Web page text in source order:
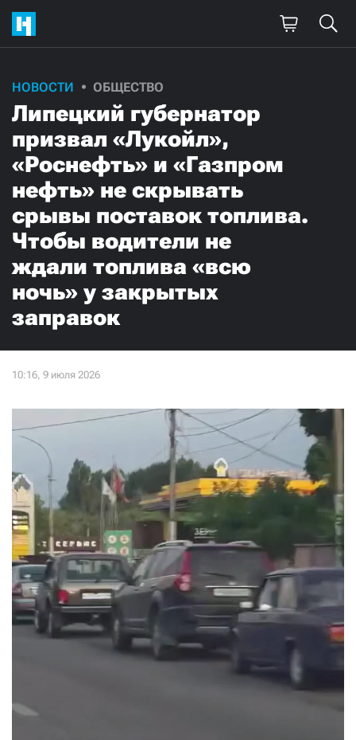
НОВОСТИ ОБЩЕСТВО
Липецкий губернатор
призвал «Лукойл»,
«Роснефть» и «Газпром
нефть» не скрывать
срывы поставок топлива.
Чтобы водители не
ждали топлива «всю
ночь» у закрытых
заправок